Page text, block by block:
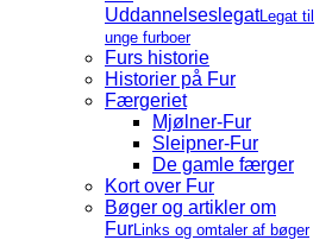
UddannelseslegatLegat til
unge furboer
Furs historie
Historier på Fur
Færgeriet
Mjølner-Fur
Sleipner-Fur
De gamle færger
Kort over Fur
Bøger og artikler om
FurLinks og omtaler af bøger